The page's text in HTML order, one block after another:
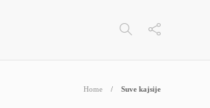
Home Suve kajsije